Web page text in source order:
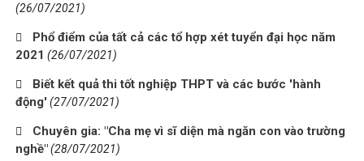
(26/07/2021)
Phổ điểm của tất cả các tổ hợp xét tuyển đại học năm
2021 (26/07/2021)
Biết kết quả thi tốt nghiệp THPT và các bước 'hành
động' (27/07/2021)
Chuyên gia: "Cha mẹ vì sĩ diện mà ngăn con vào trường
nghề"(28/07/2021)